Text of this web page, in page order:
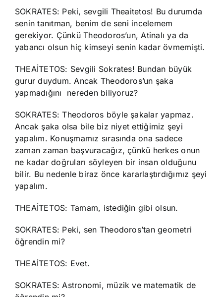
SOKRATES: Peki, sevgili Theaitetos! Bu durumda
senin tanıtman, benim de seni incelemem
gerekiyor. Çünkü Theodoros’un, Atinalı ya da
yabancı olsun hiç kimseyi senin kadar övmemişti.
THEAİTETOS: Sevgili Sokrates! Bundan büyük
gurur duydum. Ancak Theodoros’un şaka
yapmadığını nereden biliyoruz?
SOKRATES: Theodoros böyle şakalar yapmaz.
Ancak şaka olsa bile biz niyet ettiğimiz şeyi
yapalım. Konuşmamız sırasında ona sadece
zaman zaman başvuracağız, çünkü herkes onun
ne kadar doğruları söyleyen bir insan olduğunu
bilir. Bu nedenle biraz önce kararlaştırdığımız şeyi
yapalım.
THEAİTETOS: Tamam, istediğin gibi olsun.
SOKRATES: Peki, sen Theodoros’tan geometri
öğrendin mi?
THEAİTETOS: Evet.
SOKRATES: Astronomi, müzik ve matematik de